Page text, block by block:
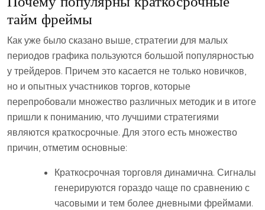
тайм фреймы
Как уже было сказано выше, стратегии для малых
периодов графика пользуются большой популярностью
у трейдеров. Причем это касается не только новичков,
но и опытных участников торгов, которые
перепробовали множество различных методик и в итоге
пришли к пониманию, что лучшими стратегиями
являются краткосрочные. Для этого есть множество
причин, отметим основные:
Краткосрочная торговля динамична. Сигналы
генерируются гораздо чаще по сравнению с
часовыми и тем более дневными фреймами.